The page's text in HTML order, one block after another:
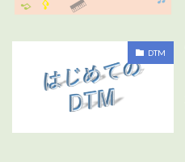
DTM